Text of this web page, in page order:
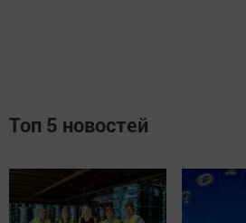
Топ 5 новостей